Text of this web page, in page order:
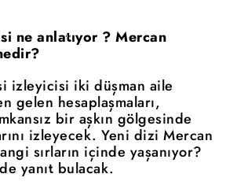
ne anlatıyor ? Mercan
izleyicisi iki düşman aile
gelen hesaplaşmaları,
bir aşkın gölgesinde
izleyecek. Yeni dizi Mercan
sırların içinde yaşanıyor?
yanıt bulacak.